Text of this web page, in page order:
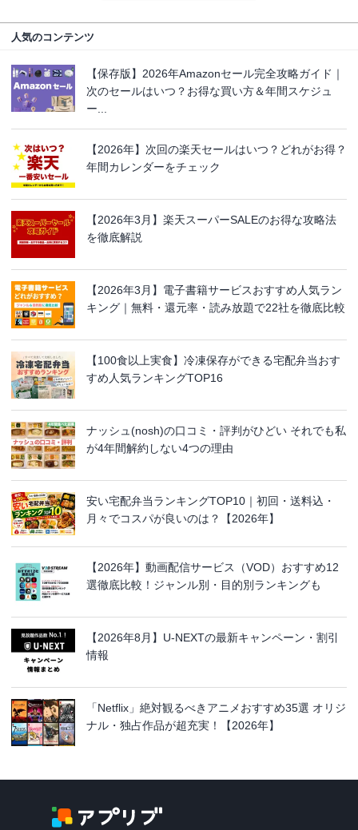
人気のコンテンツ
【保存版】2026年Amazonセール完全攻略ガイド｜
次のセールはいつ？お得な買い方＆年間スケジュ
ー...
【2026年】次回の楽天セールはいつ？どれがお得？
年間カレンダーをチェック
【2026年3月】楽天スーパーSALEのお得な攻略法
を徹底解説
【2026年3月】電子書籍サービスおすすめ人気ラン
キング｜無料・還元率・読み放題で22社を徹底比較
【100食以上実食】冷凍保存ができる宅配弁当おす
すめ人気ランキングTOP16
ナッシュ(nosh)の口コミ・評判がひどい それでも私
が4年間解約しない4つの理由
安い宅配弁当ランキングTOP10｜初回・送料込・
月々でコスパが良いのは？【2026年】
【2026年】動画配信サービス（VOD）おすすめ12
選徹底比較！ジャンル別・目的別ランキングも
【2026年8月】U-NEXTの最新キャンペーン・割引
情報
「Netflix」絶対観るべきアニメおすすめ35選 オリジ
ナル・独占作品が超充実！【2026年】